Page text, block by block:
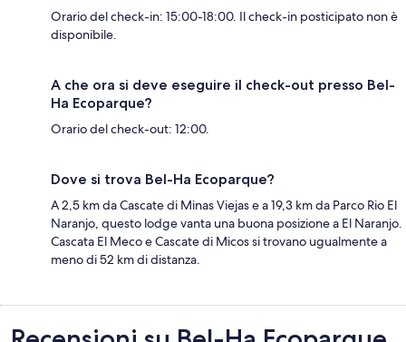
Orario del check-in: 15:00-18:00. Il check-in posticipato non è
disponibile.
A che ora si deve eseguire il check-out presso Bel-
Ha Ecoparque?
Orario del check-out: 12:00.
Dove si trova Bel-Ha Ecoparque?
A 2,5 km da Cascate di Minas Viejas e a 19,3 km da Parco Rio El
Naranjo, questo lodge vanta una buona posizione a El Naranjo.
Cascata El Meco e Cascate di Micos si trovano ugualmente a
meno di 52 km di distanza.
Recensioni